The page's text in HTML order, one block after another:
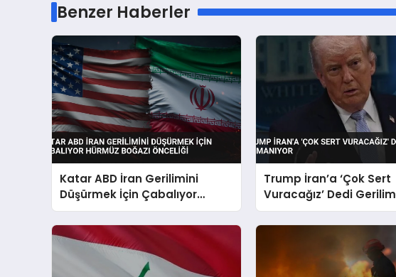
Benzer Haberler
Katar ABD İran Gerilimini
Düşürmek İçin Çabalıyor
Hürmüz Boğazı Önceliği
Trump İran’a ‘Çok Sert
Vuracağız’ Dedi Gerilim
Tırmanıyor